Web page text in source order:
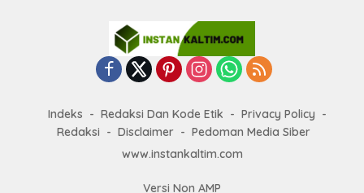
Indeks Redaksi Dan Kode Etik
Privacy Policy
Redaksi
Disclaimer
Pedoman Media Siber
www.instankaltim.com
Versi Non AMP